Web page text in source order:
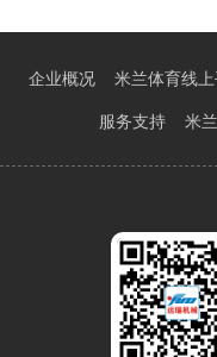
企业概况 米兰体育线
服务支持
米